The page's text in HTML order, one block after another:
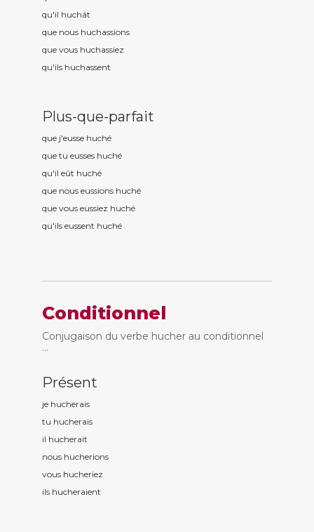
qu'il huchât
que nous huchassions
que vous huchassiez
qu'ils huchassent
Plus-que-parfait
que j'eusse huché
que tu eusses huché
qu'il eût huché
que nous eussions huché
que vous eussiez huché
qu'ils eussent huché
Conditionnel
Conjugaison du verbe hucher au conditionnel
...
Présent
je hucherais
tu hucherais
il hucherait
nous hucherions
vous hucheriez
ils hucheraient